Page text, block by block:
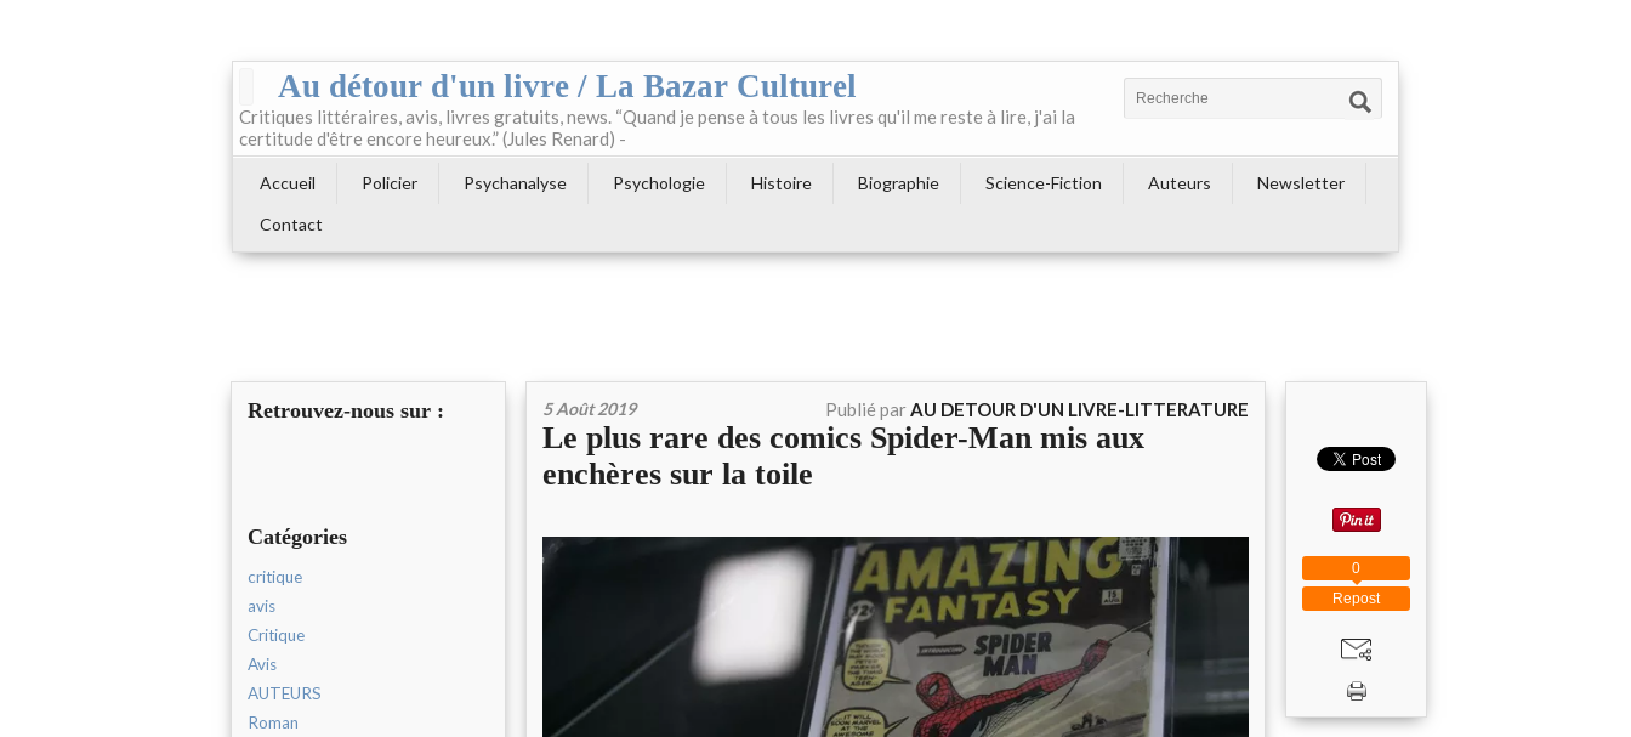
Au détour d'un livre / La Bazar Culturel
Critiques littéraires, avis, livres gratuits, news. “Quand je pense à tous les livres qu'il me reste à lire, j'ai la
certitude d'être encore heureux.” (Jules Renard) -
Accueil Policier Psychanalyse Psychologie Histoire Biographie Science-Fiction Auteurs
Newsletter
Contact
Retrouvez-nous sur :
Catégories
critique
avis
Critique
Avis
AUTEURS
Roman
5 Août 2019 Publié parAU DETOUR D'UN LIVRE-LITTERATURE
Le plus rare des comics Spider-Man mis aux
enchères sur la toile
Repost
0